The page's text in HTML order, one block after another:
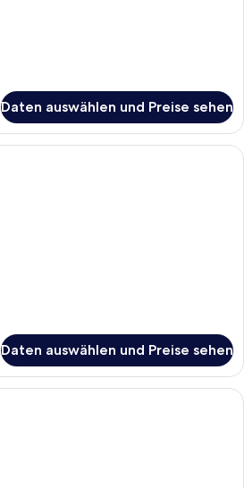
Daten auswählen und Preise sehen
Ein Schlafzimmer mit zwei Betten,
Daten auswählen und Preise sehen
Ein Hotelzimmer mit Holztisch,